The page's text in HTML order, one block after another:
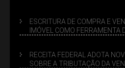
ESCRITURA DE COMPRA E
IMÓVEL COMO FERRAMENTA
RECEITA FEDERAL ADOTA
SOBRE A TRIBUTAÇÃO DA